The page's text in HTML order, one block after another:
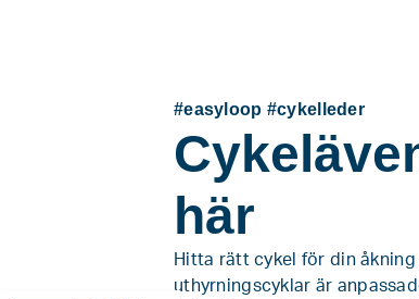
#easyloop #cykelleder
här
Hitta rätt cykel för din
uthyrningscyklar är